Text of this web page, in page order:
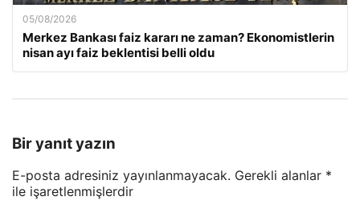
05/08/2026
Merkez Bankası faiz kararı ne zaman? Ekonomistlerin
nisan ayı faiz beklentisi belli oldu
Bir yanıt yazın
E-posta adresiniz yayınlanmayacak. Gerekli alanlar *
ile işaretlenmişlerdir